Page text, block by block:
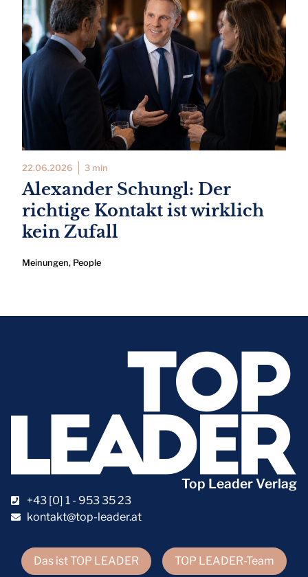
22.06.2026 3 min
Alexander Schungl: Der
richtige Kontakt ist wirklich
kein Zufall
Meinungen, People
Das ist TOP LEADER TOP LEADER-Team
Top Leader Verlag
+43 [0] 1 - 953 35 23
kontakt@top-leader.at